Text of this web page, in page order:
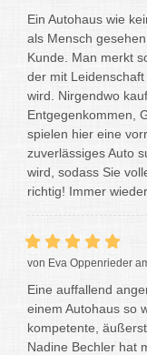
Ein Autohaus wie
als Mensch
Kunde. Man merkt
der mit
wird. Nirgendwo
Entgegenkommen,
spielen hier eine
zuverlässiges Auto
wird, sodass Sie
richtig! Immer
von Eva Oppenrieder
Eine auffallend
einem Autohaus so
kompetente,
Nadine Bechler hat